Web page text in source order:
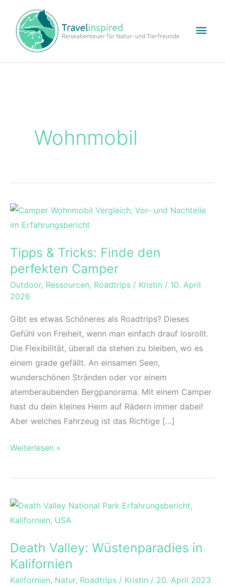
Wohnmobil
Tipps & Tricks: Finde den
perfekten Camper
Outdoor, Ressourcen, Roadtrips / Kristin / 10. April
2026
Gibt es etwas Schöneres als Roadtrips? Dieses
Gefühl von Freiheit, wenn man einfach drauf losrollt.
Die Flexibilität, überall da stehen zu bleiben, wo es
einem grade gefällt. An einsamen Seen,
wunderschönen Stränden oder vor einem
atemberaubenden Bergpanorama. Mit einem Camper
hast du dein kleines Heim auf Rädern immer dabei!
Aber welches Fahrzeug ist das Richtige […]
Tipps
Tricks:
den
perfekten
Weiterlesen »
Death Valley: Wüstenparadies in
Kalifornien
Kalifornien, Natur, Roadtrips / Kristin / 20. April 2023